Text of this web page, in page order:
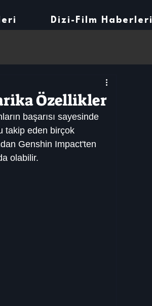
Dizi-Film Haberleri
Özellikler
başarısı sayesinde
takip eden birçok
Genshin Impact'ten
olabilir.